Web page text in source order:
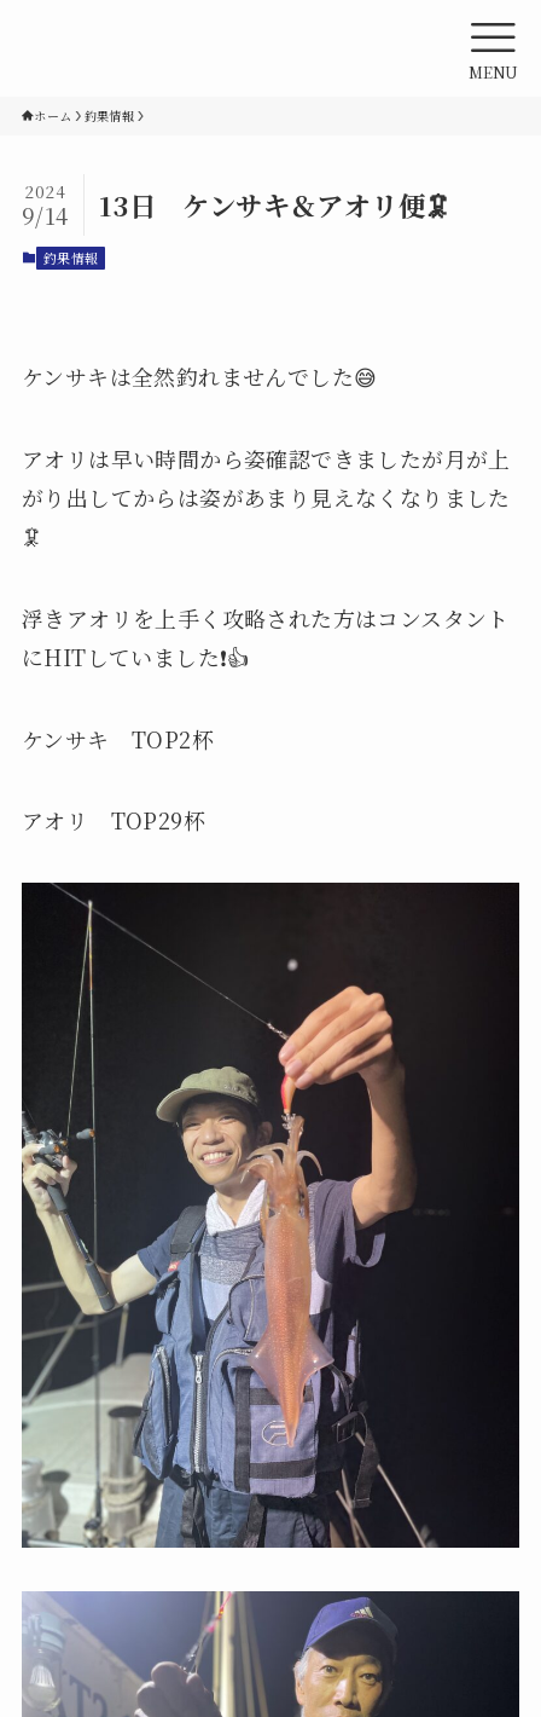
MENU
ホーム 釣果情報
13日 ケンサキ＆アオリ便🦑
2024
9/14
釣果情報
ケンサキは全然釣れませんでした😅
アオリは早い時間から姿確認できましたが月が上
がり出してからは姿があまり見えなくなりました
🦑
浮きアオリを上手く攻略された方はコンスタント
にHITしていました❗️👍
ケンサキ TOP2杯
アオリ TOP29杯